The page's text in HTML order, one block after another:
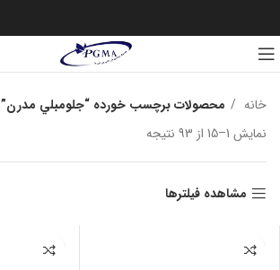
خانه
محصولات برچسب خورده “جلومبلي مدرن”
نمایش 1–15 از 93 نتیجه
مشاهده فیلترها